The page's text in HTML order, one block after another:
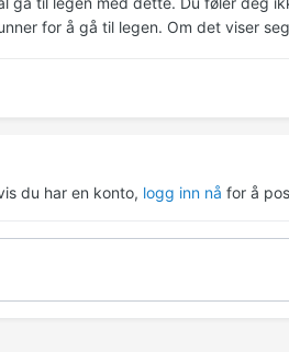
for å gå til legen. Om det viser
du har en konto, logg inn nå for å